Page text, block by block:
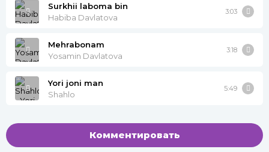
Surkhii laboma bin
Habiba Davlatova
3:03
Mehrabonam
Yosamin Davlatova
3:18
Yori joni man
Shahlo
5:49
Комментировать